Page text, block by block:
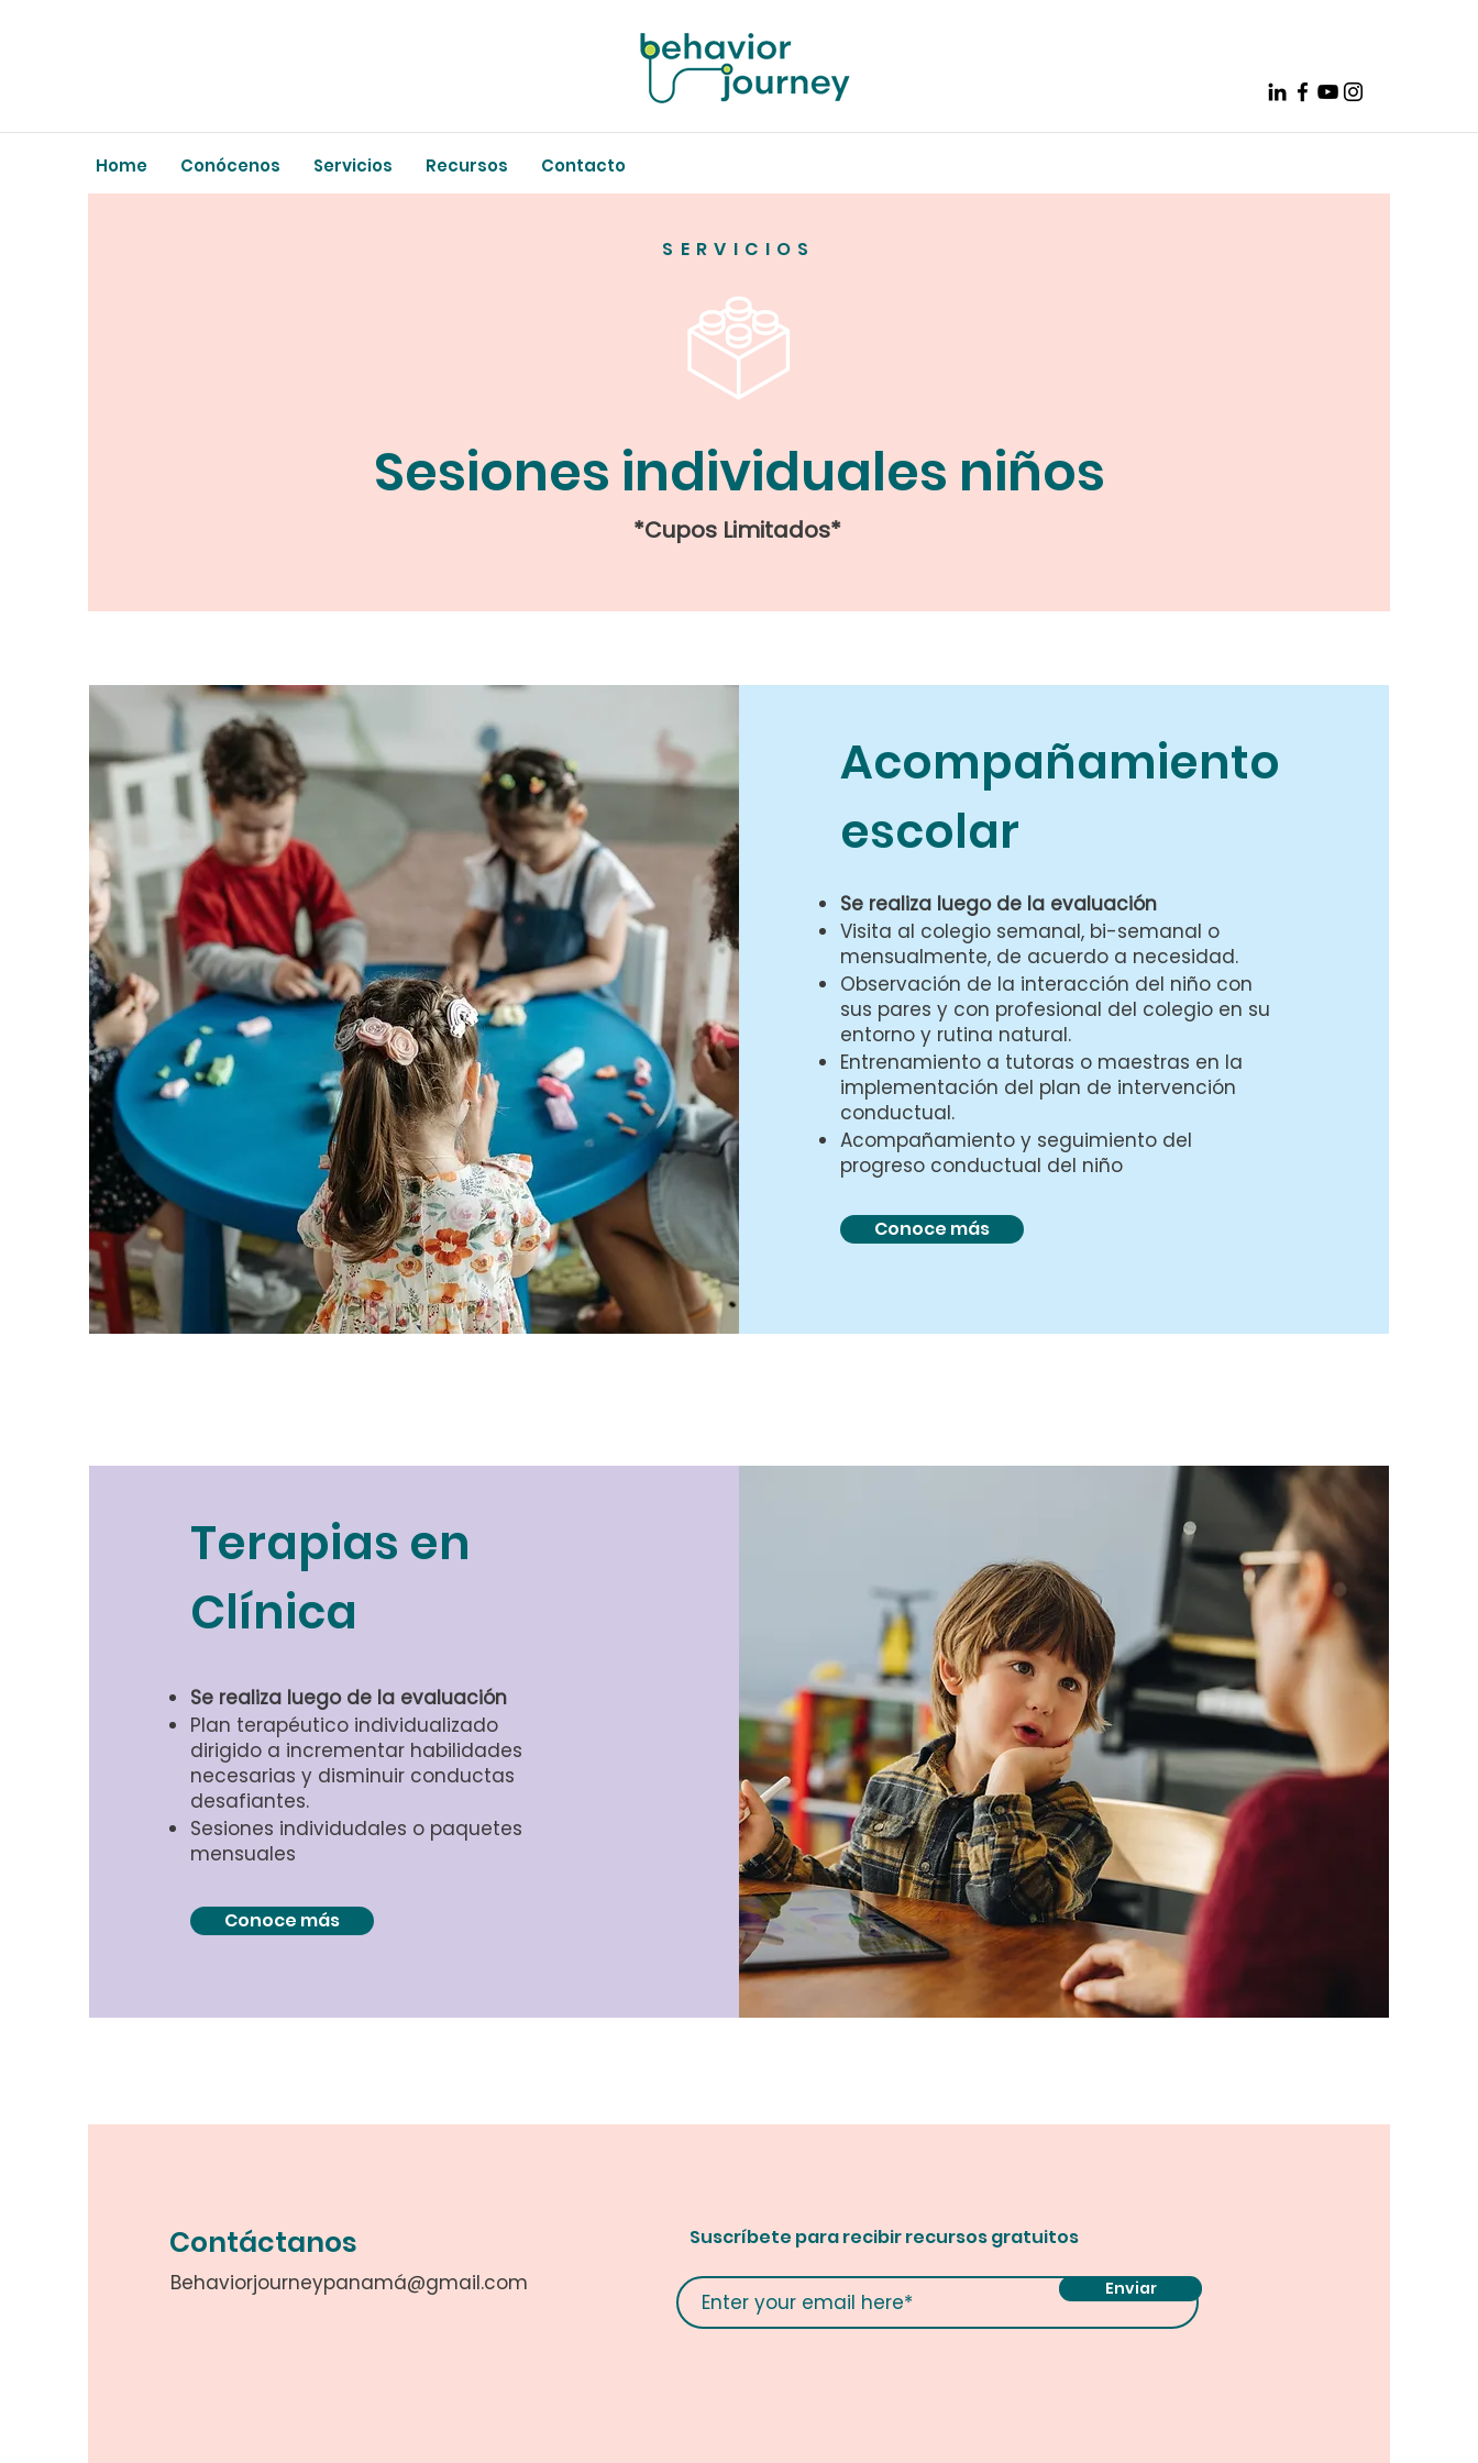
Home Conócenos Servicios Recursos Contacto
SERVICIOS
Sesiones individuales niños
*Cupos Limitados*
Acompañamiento
escolar
Se realiza luego de la evaluación
Visita al colegio semanal, bi-semanal o
mensualmente, de acuerdo a necesidad.
Observación de la interacción del niño con
sus pares y con profesional del colegio en su
entorno y rutina natural.
Entrenamiento a tutoras o maestras en la
implementación del plan de intervención
conductual.
Acompañamiento y seguimiento del
progreso conductual del niño
Conoce más
Terapias en
Clínica
Se realiza luego de la evaluación
Plan terapéutico individualizado
dirigido a incrementar habilidades
necesarias y disminuir conductas
desafiantes.
Sesiones individudales o paquetes
mensuales
Conoce más
Contáctanos
Behaviorjourneypanamá@gmail.com
Suscríbete para recibir recursos gratuitos
Enviar